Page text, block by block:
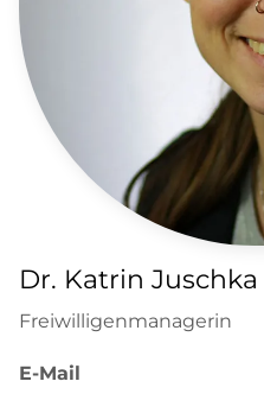
Dr. Katrin Juschka
Freiwilligenmanagerin
E-Mail